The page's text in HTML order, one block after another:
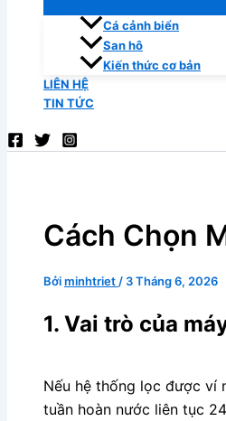
Cá cảnh biển
San hô
Kiến thức cơ bản
LIÊN HỆ
TIN TỨC
Cách Chọn
Bởiminhtriet / 3 Tháng 6, 2026
1. Vai trò của
Nếu hệ thống lọc được ví
tuần hoàn nước liên tục